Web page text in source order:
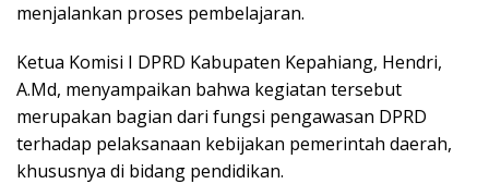
menjalankan proses pembelajaran.
Ketua Komisi I DPRD Kabupaten Kepahiang, Hendri,
A.Md, menyampaikan bahwa kegiatan tersebut
merupakan bagian dari fungsi pengawasan DPRD
terhadap pelaksanaan kebijakan pemerintah daerah,
khususnya di bidang pendidikan.